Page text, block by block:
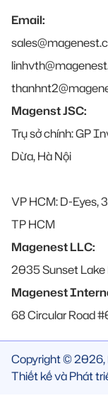
Email:
Magenst JSC:
Trụ sở chính: GP
Dừa, Hà Nội
VP HCM: D-Eyes,
TP HCM
Magenest LLC:
2035 Sunset Lake
Magenest
68 Circular Road
Copyright © 2026,
Thiết kế và Phát